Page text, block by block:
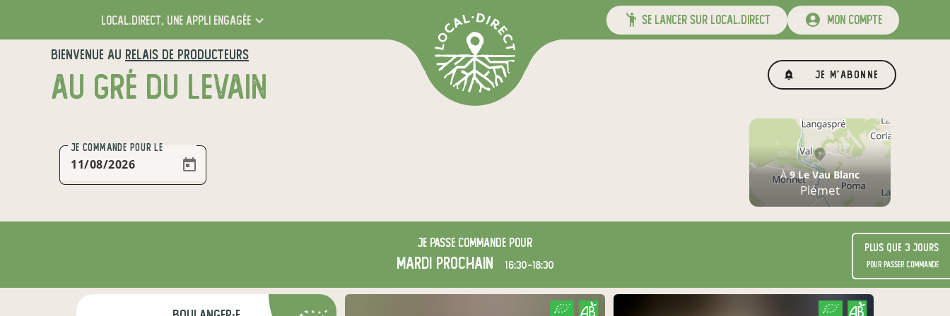
local.direct, une appli engagée se lancer sur local.direct mon compte
BIENVENUE AU RELAIS DE PRODUCTEURS
AU GRÉ DU LEVAIN Je m'abonne
JE COMMANDE POUR LE
À9 Le Vau Blanc
Plémet
Je passe commande pour
mardi prochain 16:30-18:30
Plus que 3 jours
pour passer commande